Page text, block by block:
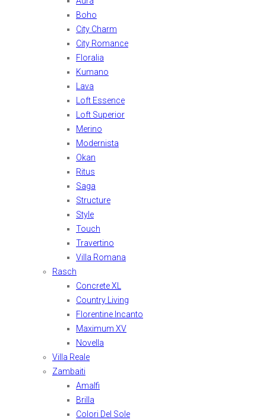
Boho
City Charm
City Romance
Floralia
Kumano
Lava
Loft Essence
Loft Superior
Merino
Modernista
Okan
Ritus
Saga
Structure
Style
Touch
Travertino
Villa Romana
Rasch
Concrete XL
Country Living
Florentine Incanto
Maximum XV
Novella
Villa Reale
Zambaiti
Amalfi
Brilla
Colori Del Sole